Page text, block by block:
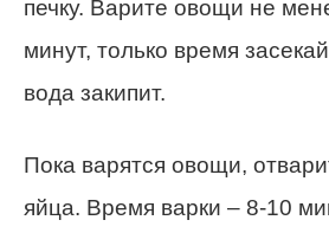
печку. Варите овощи не
минут, только время
вода закипит.
Пока варятся овощи,
яйца. Время варки – 8-10